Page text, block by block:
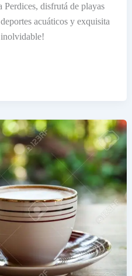
disfrutá de playas
acuáticos y exquisita
inolvidable!